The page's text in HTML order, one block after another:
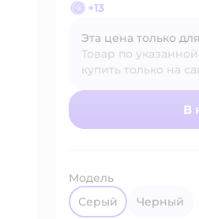
+13
Эта цена только
Товар по
купить только на
В
Модель
серый
черный